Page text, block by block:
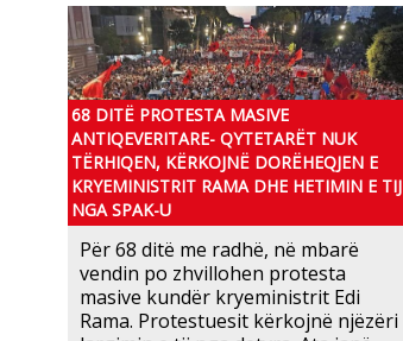
68 DITË PROTESTA MASIVE
ANTIQEVERITARE- QYTETARËT NUK
TËRHIQEN, KËRKOJNË DORËHEQJEN E
KRYEMINISTRIT RAMA DHE HETIMIN E TIJ
NGA SPAK-U
Për 68 ditë me radhë, në mbarë
vendin po zhvillohen protesta
masive kundër kryeministrit Edi
Rama. Protestuesit kërkojnë njëzëri